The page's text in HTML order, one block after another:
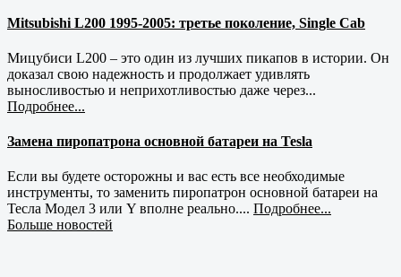
Mitsubishi L200 1995-2005: третье поколение, Single Cab
Мицубиси L200 – это один из лучших пикапов в истории. Он
доказал свою надежность и продолжает удивлять
выносливостью и неприхотливостью даже через...
Подробнее...
Замена пиропатрона основной батареи на Tesla
Если вы будете осторожны и вас есть все необходимые
инструменты, то заменить пиропатрон основной батареи на
Тесла Модел 3 или Y вполне реально.... Подробнее...
Больше новостей